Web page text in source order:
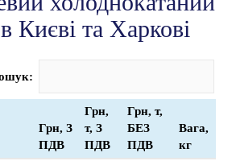
Києві та Харкові
Грн, З
ПДВ
Грн,
т, З
ПДВ
Грн, т,
БЕЗ
ПДВ
Вага,
кг